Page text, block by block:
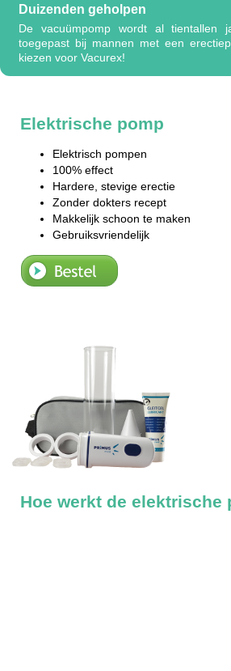
Duizenden geholpen
De vacuümpomp wordt al tientallen
toegepast bij mannen met een
kiezen voor Vacurex!
Elektrische pomp
Elektrisch pompen
100% effect
Hardere, stevige erectie
Zonder dokters recept
Makkelijk schoon te maken
Gebruiksvriendelijk
Bestellen
Hoe werkt de elektrische